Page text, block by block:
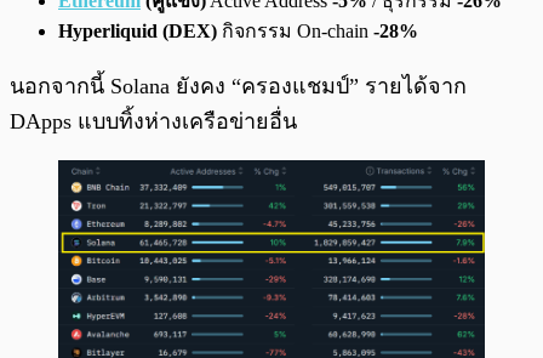
Hyperliquid (DEX) กิจกรรม On-chain -28%
นอกจากนี้ Solana ยังคง “ครองแชมป์” รายได้จาก
DApps แบบทิ้งห่างเครือข่ายอื่น